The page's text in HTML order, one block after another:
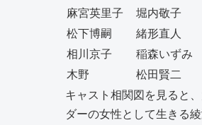
麻宮英里子
堀内敬子
松下博嗣
緒形直人
相川京子
稲森いずみ
木野
松田賢二
キャスト相関図を見ると
ダーの女性として生きる